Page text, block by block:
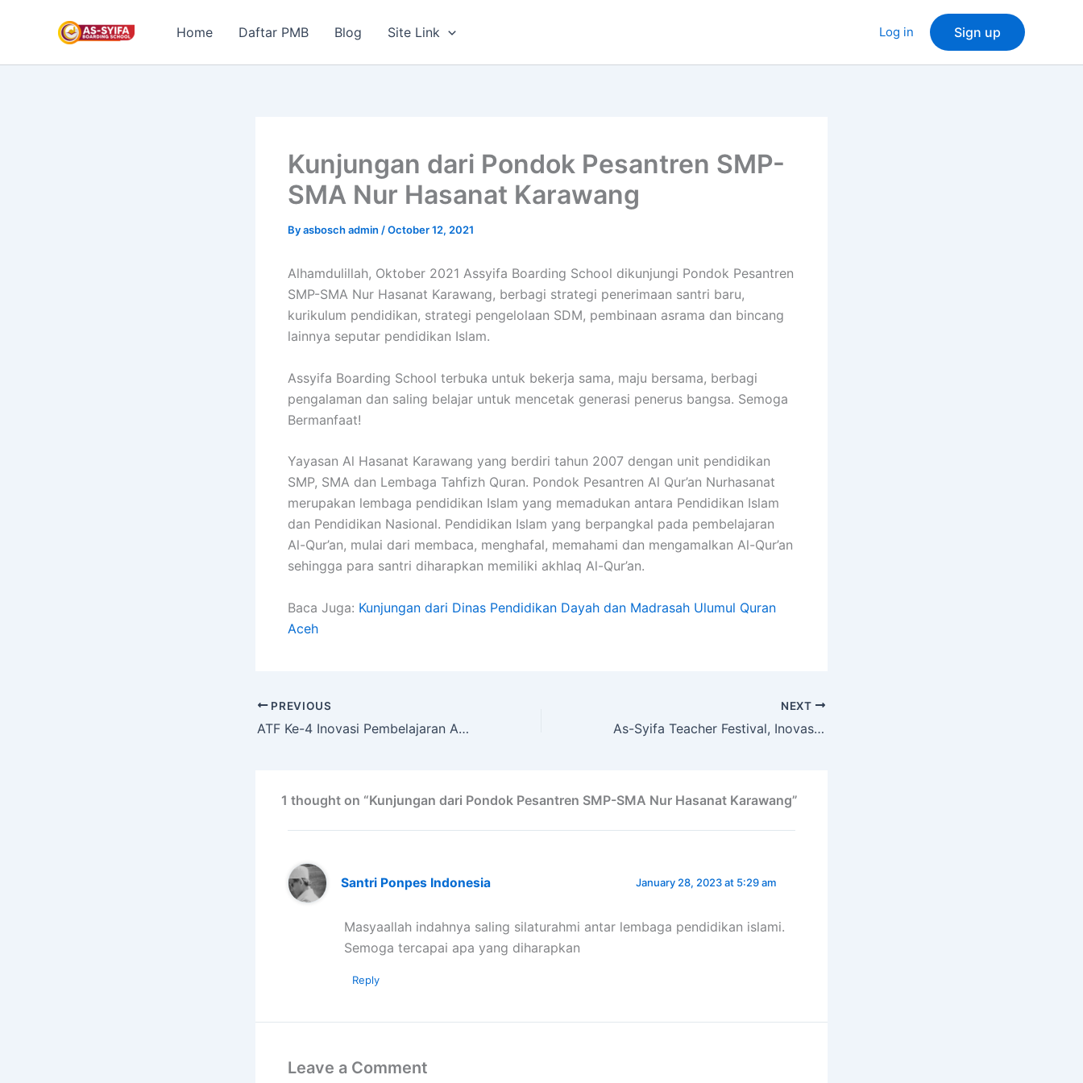
Home Daftar PMB Blog Site Link Log in Sign up
Kunjungan dari Pondok Pesantren SMP-
SMA Nur Hasanat Karawang
Byasbosch admin /October 12, 2021
Alhamdulillah, Oktober 2021 Assyifa Boarding School dikunjungi Pondok Pesantren
SMP-SMA Nur Hasanat Karawang, berbagi strategi penerimaan santri baru,
kurikulum pendidikan, strategi pengelolaan SDM, pembinaan asrama dan bincang
lainnya seputar pendidikan Islam.
Assyifa Boarding School terbuka untuk bekerja sama, maju bersama, berbagi
pengalaman dan saling belajar untuk mencetak generasi penerus bangsa. Semoga
Bermanfaat!
Yayasan Al Hasanat Karawang yang berdiri tahun 2007 dengan unit pendidikan
SMP, SMA dan Lembaga Tahfizh Quran. Pondok Pesantren Al Qur’an Nurhasanat
merupakan lembaga pendidikan Islam yang memadukan antara Pendidikan Islam
dan Pendidikan Nasional. Pendidikan Islam yang berpangkal pada pembelajaran
Al-Qur’an, mulai dari membaca, menghafal, memahami dan mengamalkan Al-Qur’an
sehingga para santri diharapkan memiliki akhlaq Al-Qur’an.
Baca Juga: Kunjungan dari Dinas Pendidikan Dayah dan Madrasah Ulumul Quran
Aceh
PREVIOUS
ATF Ke-4 Inovasi Pembelajaran Assyifa Boarding School
NEXT
As-Syifa Teacher Festival, Inovasi Pendidikan Assyifa Boarding School
1 thought on “Kunjungan dari Pondok Pesantren SMP-SMA Nur Hasanat Karawang”
Santri Ponpes Indonesia January 28, 2023 at 5:29 am
Masyaallah indahnya saling silaturahmi antar lembaga pendidikan islami.
Semoga tercapai apa yang diharapkan
Reply
Leave a Comment